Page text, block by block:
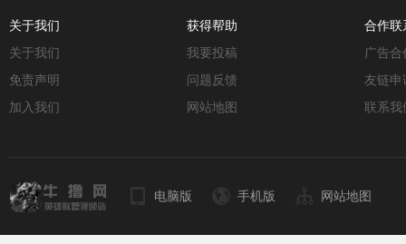
关于我们
关于我们
免责声明
加入我们
获得帮助
我要投稿
问题反馈
网站地图
合作联
广告合
友链申
联系我
电脑版 手机版 网站地图